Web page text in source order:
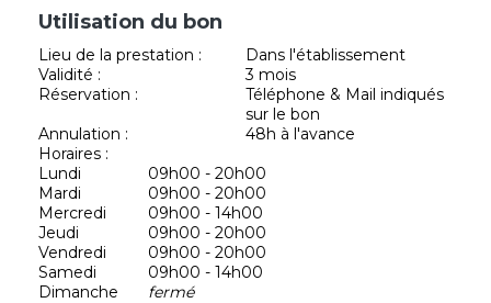
Utilisation du bon
Lieu de la prestation :
Dans l'établissement
Validité :
3 mois
Réservation :
Téléphone & Mail indiqués
sur le bon
Annulation :
48h à l'avance
Horaires :
Lundi
09h00 - 20h00
Mardi
09h00 - 20h00
Mercredi
09h00 - 14h00
Jeudi
09h00 - 20h00
Vendredi
09h00 - 20h00
Samedi
09h00 - 14h00
Dimanche
fermé